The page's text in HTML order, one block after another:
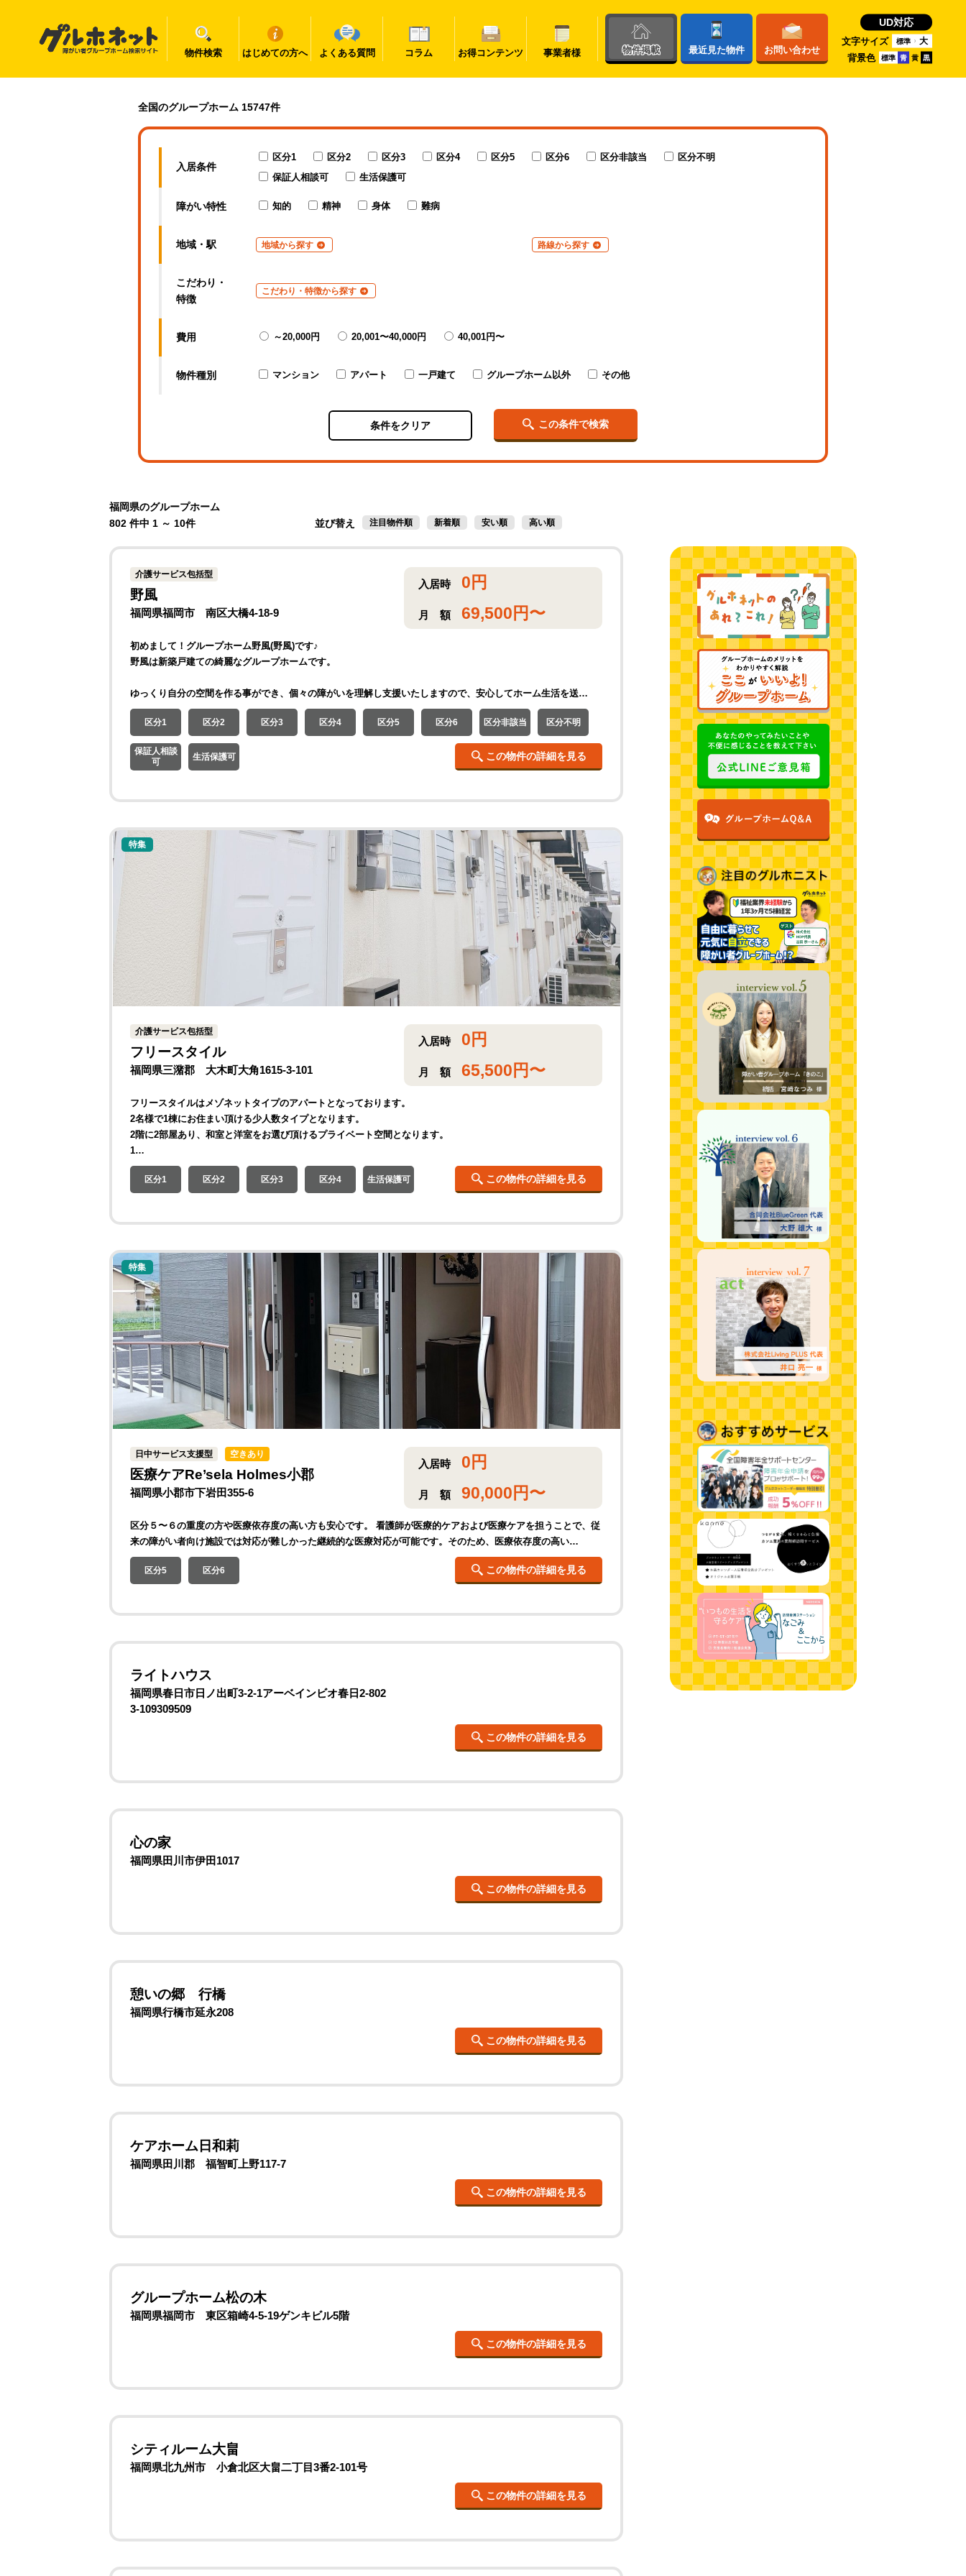
物件検索 はじめての方へ よくある質問 コラム お得コンテンツ 事業者様
UD対応
文字サイズ 標準 大
背景色 標準 青 黄 黒
物件掲載 最近見た物件 お問い合わせ
福岡県の障がい者グループホーム一覧｜グルホネット
全国のグループホーム 15747件
入居条件
区分1 区分2 区分3 区分4 区分5 区分6 区分非該当
区分不明
保証人相談可
生活保護可
障がい特性 知的 精神 身体 難病
地域・駅 地域から探す 路線から探す
こだわり・
特徴
こだわり・特徴から探す
費用 ～20,000円 20,001〜40,000円 40,001円〜
物件種別 マンション アパート 一戸建て グループホーム以外 その他
条件をクリア この条件で検索
福岡県のグループホーム
802 件中 1 ～ 10件
並び替え 注目物件順 新着順 安い順 高い順
介護サービス包括型
野風
福岡県福岡市 南区大橋4-18-9
入居時 0 円
月 額 69,500 円〜
初めまして！グループホーム野風(野風)です♪
野風は新築戸建ての綺麗なグループホームです。
ゆっくり自分の空間を作る事ができ、個々の障がいを理解し支援いたしますので、安心してホーム生活を送…
区分1 区分2 区分3 区分4 区分5 区分6 区分非該当 区分不明
保証人相談
可
生活保護可 この物件の詳細を見る
特集
介護サービス包括型
フリースタイル
福岡県三潴郡 大木町大角1615-3-101
入居時 0 円
月 額 65,500 円〜
フリースタイルはメゾネットタイプのアパートとなっております。
2名様で1棟にお住まい頂ける少人数タイプとなります。
2階に2部屋あり、和室と洋室をお選び頂けるプライベート空間となります。
1…
区分1 区分2 区分3 区分4 生活保護可 この物件の詳細を見る
特集
日中サービス支援型 空きあり
医療ケアRe’sela Holmes小郡
福岡県小郡市下岩田355-6
入居時 0 円
月 額 90,000 円〜
区分５〜６の重度の方や医療依存度の高い方も安心です。 看護師が医療的ケアおよび医療ケアを担うことで、従
来の障がい者向け施設では対応が難しかった継続的な医療対応が可能です。そのため、医療依存度の高い…
区分5 区分6 この物件の詳細を見る
ライトハウス
福岡県春日市日ノ出町3-2-1アーベインビオ春日2-802
3-109309509
この物件の詳細を見る
心の家
福岡県田川市伊田1017
この物件の詳細を見る
憩いの郷 行橋
福岡県行橋市延永208
この物件の詳細を見る
ケアホーム日和莉
福岡県田川郡 福智町上野117-7
この物件の詳細を見る
グループホーム松の木
福岡県福岡市 東区箱崎4-5-19ゲンキビル5階
この物件の詳細を見る
シティルーム大畠
福岡県北九州市 小倉北区大畠二丁目3番2-101号
この物件の詳細を見る